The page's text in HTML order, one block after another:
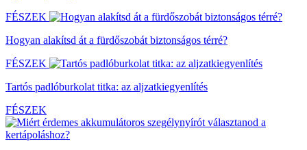
FÉSZEK
Hogyan alakítsd át a fürdőszobát biztonságos térré?
FÉSZEK
Tartós padlóburkolat titka: az aljzatkiegyenlítés
FÉSZEK